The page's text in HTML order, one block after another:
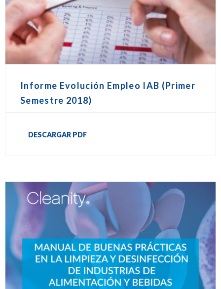
Informe Evolución Empleo IAB (Primer
Semestre 2018)
DESCARGAR PDF